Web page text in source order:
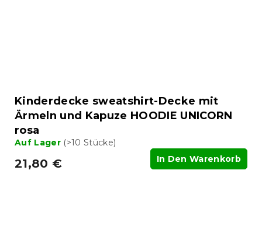
Kinderdecke sweatshirt-Decke mit
Ärmeln und Kapuze HOODIE UNICORN
rosa
Auf Lager (>10 Stücke)
21,80 € In Den Warenkorb